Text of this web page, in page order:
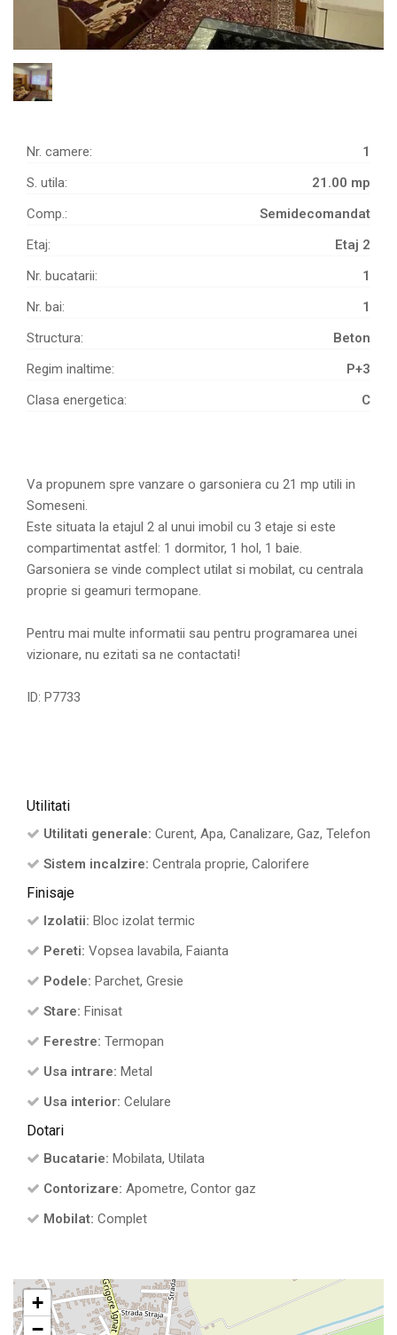
Nr. camere:
1
S. utila:
21.00 mp
Comp.:
Semidecomandat
Etaj:
Etaj 2
Nr. bucatarii:
1
Nr. bai:
1
Structura:
Beton
Regim inaltime:
P+3
Clasa energetica:
C
Va propunem spre vanzare o garsoniera cu 21 mp utili in
Someseni.
Este situata la etajul 2 al unui imobil cu 3 etaje si este
compartimentat astfel: 1 dormitor, 1 hol, 1 baie.
Garsoniera se vinde complect utilat si mobilat, cu centrala
proprie si geamuri termopane.
Pentru mai multe informatii sau pentru programarea unei
vizionare, nu ezitati sa ne contactati!
ID: P7733
Utilitati
Utilitati generale: Curent, Apa, Canalizare, Gaz, Telefon
Sistem incalzire: Centrala proprie, Calorifere
Finisaje
Izolatii: Bloc izolat termic
Pereti: Vopsea lavabila, Faianta
Podele: Parchet, Gresie
Stare: Finisat
Ferestre: Termopan
Usa intrare: Metal
Usa interior: Celulare
Dotari
Bucatarie: Mobilata, Utilata
Contorizare: Apometre, Contor gaz
Mobilat: Complet
+
−